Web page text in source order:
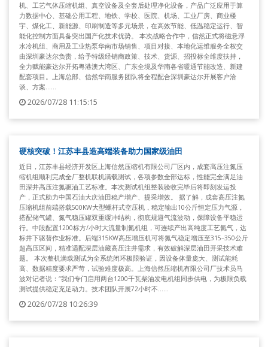
机、工艺气体压缩机组、真空设备及全套后处理净化设备，产品广泛应用于算
力数据中心、基础公用工程、地铁、学校、医院、机场、工业厂房、商业楼
宇、煤化工、新能源、印刷制造等多元场景，在高效节能、低温稳定运行、智
能化控制方面具备突出国产化技术优势。 本次战略合作中，信然正式将磁悬浮
水冷机组、商用及工业热泵华南市场销售、项目对接、本地化运维服务全权交
由深圳豪达尔负责，给予特级经销商政策、技术、货源、招投标全维度扶持，
全力赋能豪达尔开拓粤港澳大湾区、广东全境及华南各省暖通节能改造、新建
配套项目。上海总部、信然华南服务团队将全程配合深圳豪达尔开展客户洽
谈、方案......
2026/07/28 11:15:15
硬核突破！江苏丰县造高端装备助力国家级油田
近日，江苏丰县经济开发区上海信然压缩机有限公司厂区内，成套高压注氮压
缩机组顺利完成全厂整机联机满载测试，各项参数全部达标，性能完全满足油
田深井高压注氮驱油工艺标准。本次测试机组整装验收完毕后将即刻发运投
产，正式助力中国石油大庆油田稳产增产、提采增效。 据了解，成套高压注氮
压缩机组前端搭载500KW大型螺杆式空压机，稳定输出10公斤恒定压力气源，
搭配储气罐、氮气稳压罐双重缓冲结构，彻底规避气流波动，保障设备平稳运
行。中段配置1200标方/小时大流量制氮机组，可连续产出高纯度工艺氮气，达
标井下驱替作业标准。后端315KW高压增压机可将氮气稳定增压至315–350公斤
超高压区间，精准适配深层油藏高压注井需求，有效破解深层油田开采技术难
题。 本次整机满载测试为全系统闭环极限验证，因设备体量庞大、测试能耗
高、数据精度要求严苛，试验难度极高。上海信然压缩机有限公司厂技术员马
波对记者说：“我们专门启用两台1200千瓦柴油发电机组同步供电，为极限负载
测试提供稳定充足动力。技术团队开展72小时不......
2026/07/28 10:26:39